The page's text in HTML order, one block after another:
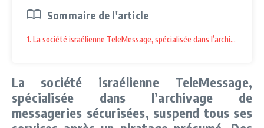
Sommaire de l'article
1. La société israélienne TeleMessage, spécialisée dans l’archivage
La société israélienne TeleMessage,
spécialisée dans l’archivage de
messageries sécurisées, suspend tous ses